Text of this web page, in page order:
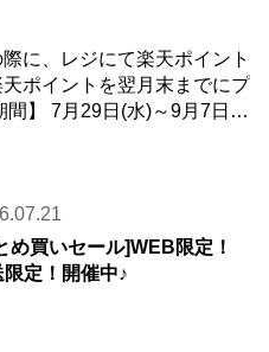
に、レジにて楽天ポイント
ポイントを翌月末までにプ
め買いセール]WEB限定！
限定！開催中♪